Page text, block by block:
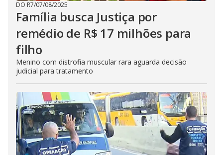
DO R7/07/08/2025
Família busca Justiça por
remédio de R$ 17 milhões para
filho
Menino com distrofia muscular rara aguarda decisão
judicial para tratamento